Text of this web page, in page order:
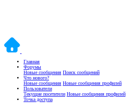
Главная
Форумы
Новые сообщения Поиск сообщений
Что нового?
Новые сообщения Новые сообщения профилей
Пользователи
Текущие посетители Новые сообщения профилей
Точка доступа